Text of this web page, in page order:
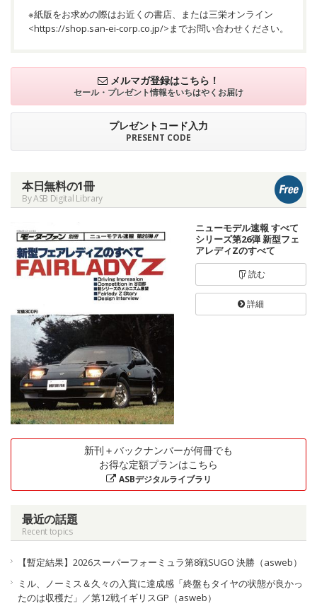
※紙版をお求めの際はお近くの書店、または三栄オンライン
<https://shop.san-ei-corp.co.jp/>までお問い合わせください。
メルマガ登録はこちら！
セール・プレゼント情報をいちはやくお届け
プレゼントコード入力
PRESENT CODE
本日無料の1冊
By ASB Digital Library
ニューモデル速報 すべて
シリーズ第26弾 新型フェ
アレディZのすべて
読む
詳細
新刊＋バックナンバーが何冊でも
お得な定額プランはこちら
ASBデジタルライブラリ
最近の話題
Recent topics
【暫定結果】2026スーパーフォーミュラ第8戦SUGO 決勝（asweb）
ミル、ノーミス＆久々の入賞に達成感「終盤もタイヤの状態が良かっ
たのは収穫だ」／第12戦イギリスGP（asweb）